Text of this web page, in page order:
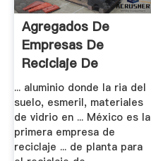
Agregados De
Empresas De
Reciclaje De
Equipos .
... aluminio donde la ria del
suelo, esmeril, materiales
de vidrio en ... México es la
primera empresa de
reciclaje ... de planta para